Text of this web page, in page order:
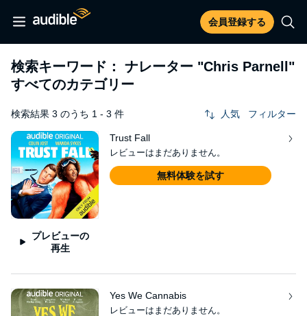
会員登録する
検索キーワード： ナレーター "Chris Parnell"
すべてのカテゴリー
検索結果 3 のうち 1 - 3 件 人気 フィルター
プレビューの
再生
Trust Fall
レビューはまだありません。
無料体験を試す
Yes We Cannabis
レビューはまだありません。